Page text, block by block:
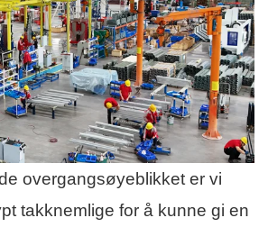
overgangsøyeblikket er vi
takknemlige for å kunne gi en